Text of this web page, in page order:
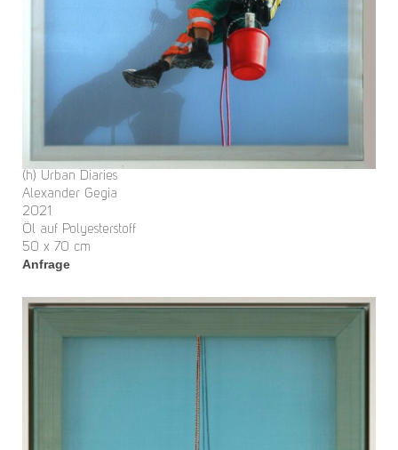
(h) Urban Diaries
Alexander Gegia
2021
Öl auf Polyesterstoff
50 x 70 cm
Anfrage